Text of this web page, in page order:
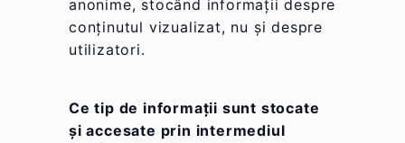
anonime, stocând informații despre
conținutul vizualizat, nu și despre
utilizatori.
Ce tip de informații sunt stocate
și accesate prin intermediul